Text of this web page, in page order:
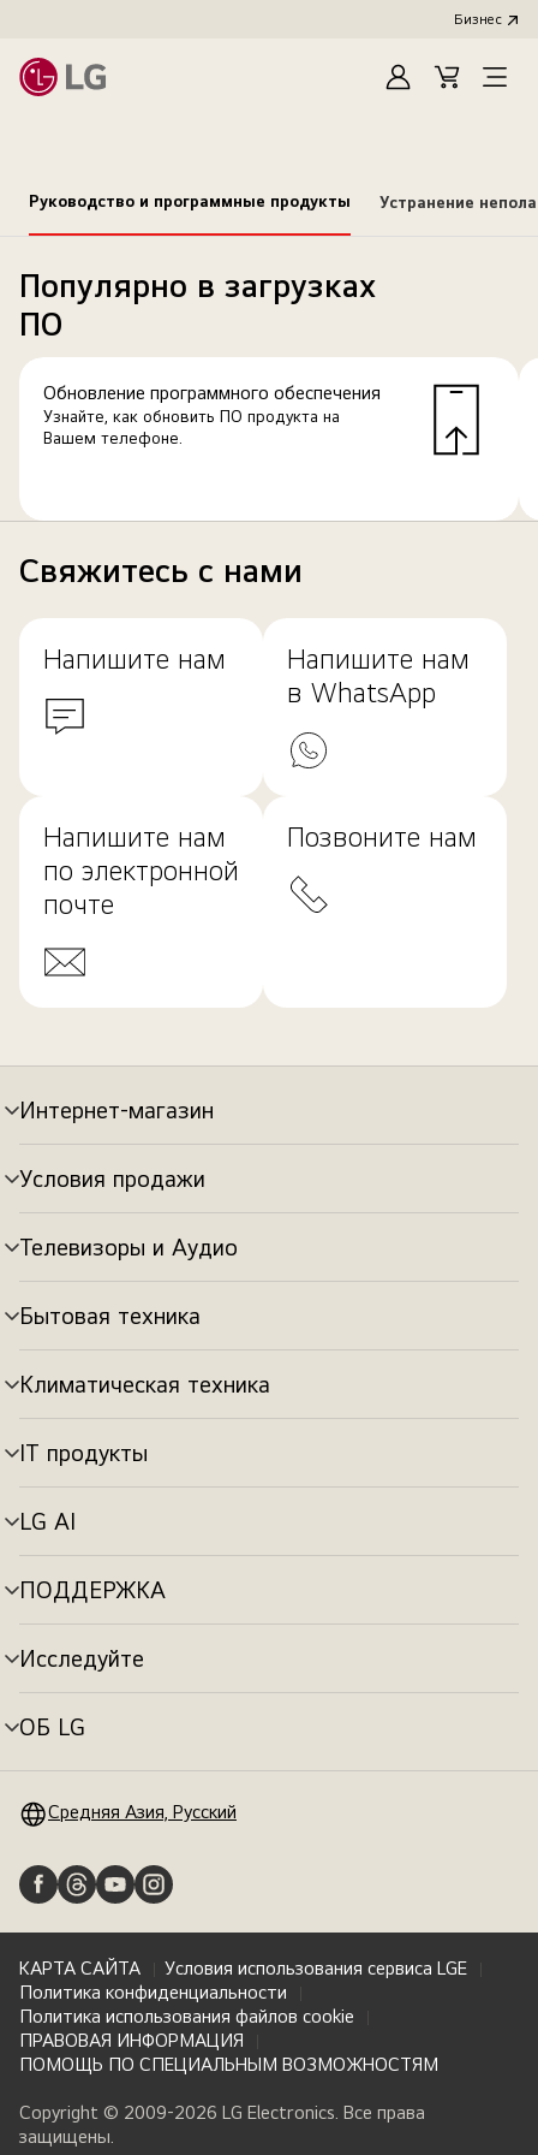
Бизнес
Cart
Open
Руководство и программные продукты Устранение
Популярно в загрузках
ПО
Обновление программного обеспечения
Узнайте, как обновить ПО продукта на
Вашем телефоне.
Свяжитесь с нами
Напишите нам
Напишите нам
в WhatsApp
Напишите нам
по электронной
почте
Позвоните нам
Интернет-магазин
Переключатель
меню
Условия продажи
Переключатель
меню
Телевизоры и Аудио
Переключатель
меню
Бытовая техника
Переключатель
меню
Климатическая техника
Переключатель
меню
IT продукты
Переключатель
меню
LG AI
Переключатель
меню
ПОДДЕРЖКА
Переключатель
меню
Исследуйте
Переключатель
меню
ОБ LG
Переключатель
Средняя Азия, Русский
КАРТА САЙТА
Условия использования сервиса LGE
Политика конфиденциальности
Политика использования файлов cookie
ПРАВОВАЯ ИНФОРМАЦИЯ
ПОМОЩЬ ПО СПЕЦИАЛЬНЫМ ВОЗМОЖНОСТЯМ
Copyright © 2009-2026 LG Electronics. Все права
защищены.